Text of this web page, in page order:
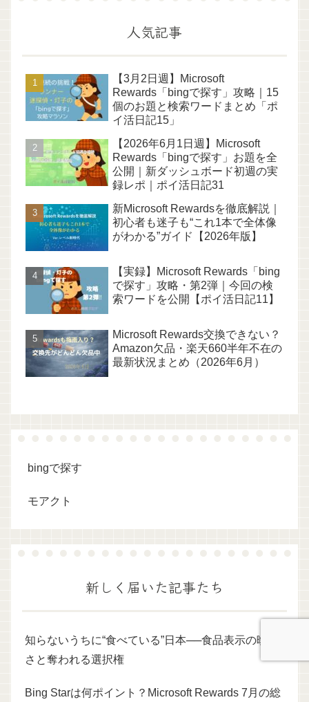
人気記事
【3月2日週】Microsoft
Rewards「bingで探す」攻略｜15
個のお題と検索ワードまとめ「ポ
イ活日記15」
【2026年6月1日週】Microsoft
Rewards「bingで探す」お題を全
公開｜新ダッシュボード初週の実
録レポ｜ポイ活日記31
新Microsoft Rewardsを徹底解説｜
初心者も迷子も“これ1本で全体像
がわかる”ガイド【2026年版】
【実録】Microsoft Rewards「bing
で探す」攻略・第2弾｜今回の検
索ワードを公開【ポイ活日記11】
Microsoft Rewards交換できない？
Amazon欠品・楽天660半年不在の
最新状況まとめ（2026年6月）
bingで探す
モアクト
新しく届いた記事たち
知らないうちに“食べている”日本──食品表示の曖昧
さと奪われる選択権
Bing Starは何ポイント？Microsoft Rewards 7月の総